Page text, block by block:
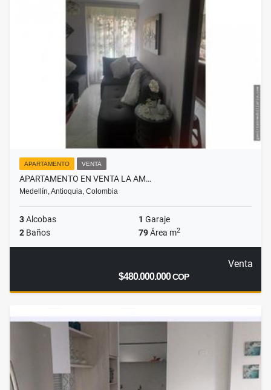
APARTAMENTO VENTA
APARTAMENTO EN VENTA LA AM…
Medellín, Antioquia, Colombia
3Alcobas 1 Garaje
2 Baños 79Área m2
Venta
$480.000.000COP